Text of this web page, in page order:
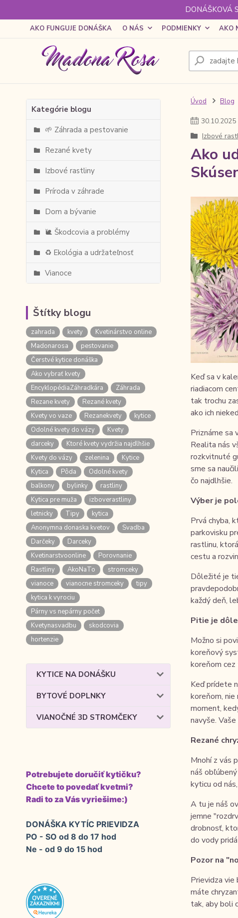
DONÁŠKOVÁ
AKO FUNGUJE DONÁŠKA O NÁS PODMIENKY AKO
Kategórie blogu
🌱 Záhrada a pestovanie
Rezané kvety
Izbové rastliny
Príroda v záhrade
Dom a bývanie
🐌 Škodcovia a problémy
♻️ Ekológia a udržateľnosť
Vianoce
Štítky blogu
zahrada kvety
Kvetinárstvo online
Madonarosa
pestovanie
Čerstvé kytice donáška
Ako vybrať kvety
EncyklopédiaZáhradkára
Záhrada
Rezane kvety
Rezané kvety
Kvety vo vaze
Rezanekvety
kytice
Odolné kvety do vázy
Kvety
darceky
Ktoré kvety vydržia najdlhšie
Kvety do vázy
zelenina
Kytice
Kytica
Pôda
Odolné kvety
balkony
bylinky
rastliny
Kytica pre muža
izboverastliny
letnicky
Tipy
kytica
Anonymna donaska kvetov
Svadba
Darčeky
Darceky
Kvetinarstvoonline
Porovnanie
Rastliny
AkoNaTo
stromceky
vianoce
vianocne stromceky
tipy
kytica k vyrociu
Párny vs nepárny počet
Kvetynasvadbu
skodcovia
hortenzie
KYTICE NA DONÁŠKU
BYTOVÉ DOPLNKY
VIANOČNÉ 3D STROMČEKY
Potrebujete doručiť kytičku?
Chcete to povedať kvetmi?
Radi to za Vás vyriešime:)
DONÁŠKA KYTÍC PRIEVIDZA
PO - SO od 8 do 17 hod
Ne - od 9 do 15 hod
Úvod Blog
30.10.2025
Izbové
Ako
Keď sa v
riadiacom
tak trochu
ako ich
Priznáme sa
Realita nás
rozkvitnuté
sme sa
čo najdlhšie.
Výber je
Prvá chyba,
parkovisku
rastlinu,
cestu a
Dôležité je
každý deň,
Pitie je
Možno si
koreňový
koreňom
Keď prídete
koreňom,
moment,
navyše.
Rezané
Mnohí z vás
náš
kyticu od
A tu je náš
jemne
drobnosť,
do vody
Pozor na
Prievidza vie
máte
tak, aby boli